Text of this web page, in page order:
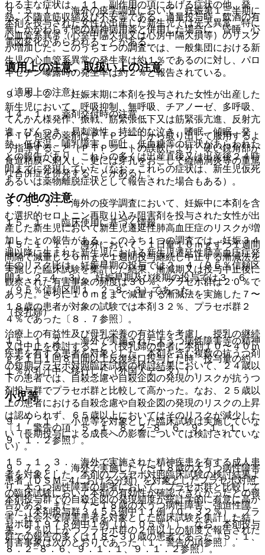
れる主な症状は、１１．副作用の項にあげる症状の他、発
熱、不随意筋収縮及び不安等である。過量投与時、飲酒の有
無にかかわらず他の精神病用薬と併用した場合に、昏睡、心
電図変化があらわれることがある。
適用上の注意、取扱い上の注意
（適用上の注意）
１４．１． 薬剤交付時の注意
ＰＴＰ包装の薬剤はＰＴＰシートから取り出して服用するよ
う指導すること（ＰＴＰシートの誤飲により、硬い鋭角部が
食道粘膜へ刺入し、更には穿孔をおこして縦隔洞炎等の重篤
な合併症を併発することがある）。
その他の注意
１５．１． 臨床使用に基づく情報
１５．１．１． 海外において、１日量１０ｍｇずつ１週間
間隔で減量し２０ｍｇで１週間投与継続し中止する漸減法を
実施した臨床試験を集計した結果、漸減期又は投与中止後に
観察された有害事象の頻度は３０％、プラセボ群は２０％で
あった。さらに１０ｍｇまで減量する漸減法を実施した７〜
１８歳の患者が対象の試験では本剤３２％、プラセボ群２
４％であった〔８．７参照〕。
１５．１．２． 海外で実施された大うつ病性障害等の精神
疾患を有する患者を対象とした、本剤を含む複数の抗うつ剤
の短期プラセボ対照臨床試験の検討結果において、２４歳以
下の患者では、自殺念慮や自殺企図の発現のリスクが抗うつ
剤投与群でプラセボ群と比較して高かった。なお、２５歳以
上の患者における自殺念慮や自殺企図の発現のリスクの上昇
は認められず、６５歳以上においてはそのリスクが減少した
〔１．警告の項、５．１、８．２−８．６、９．１．１、
９．１．２参照〕。
１５．１．３． 海外で実施された精神疾患を有する成人患
者を対象とした、本剤のプラセボ対照臨床試験の検討結果よ
り、大うつ病性障害の患者において、プラセボ群と比較して
本剤投与群での自殺企図の発現頻度が統計学的に有意に高か
った（本剤投与群３４５５例中１１例（０．３２％）、プラ
セボ群１９７８例中１例（０．０５％））。なお、本剤投与
群での報告の多くは１８〜３０歳の患者であった〔５．１、
８．２−８．６、９．１．１、９．１．２参照〕。
９．５．１． 海外の疫学調査において、妊娠第１三半期に
本剤を投与された女性が出産した新生児では先天異常、特に
心血管系異常（心室中隔欠損又は心房中隔欠損等）のリスク
が増加した。このうち１つの調査では、一般集団における新
生児の心血管系異常の発生率は約１％であるのに対し、パロ
キセチン曝露時の発生率は約２％と報告されている。
９．５．２． 妊娠末期に本剤を投与された女性が出産した
新生児において、呼吸抑制、無呼吸、チアノーゼ、多呼吸、
てんかん様発作、振戦、筋緊張低下又は筋緊張亢進、反射亢
進、ぴくつき、易刺激性、持続的な泣き、嗜眠、傾眠、発
熱、低体温、哺乳障害、嘔吐、低血糖等の症状があらわれた
との報告があり、これらの多くは出産直後又は出産後２４時
間までに発現していた（なお、これらの症状は、新生児仮死
あるいは薬物離脱症状として報告された場合もある）。
９．５．３． 海外の疫学調査において、妊娠中に本剤を含
む選択的セロトニン再取り込み阻害剤を投与された女性が出
産した新生児において新生児遷延性肺高血圧症のリスクが増
加したとの報告がある。このうち１つの調査では、妊娠３４
週以降に生まれた新生児における新生児遷延性肺高血圧症発
生のリスク比は、妊娠早期の投与では２．４（９５％信頼区
間１．２−４．３）、妊娠早期及び後期の投与では３．６
（９５％信頼区間１．２−８．３）であった。
（授乳婦）
治療上の有益性及び母乳栄養の有益性を考慮し、授乳の継続
又は中止を検討すること（授乳婦の患者に本剤１０〜４０ｍ
ｇを１日１回８日間以上反復経口投与した時、投与量の約
１％が乳汁中へ移行した（外国人データ））。
小児等
９．７．１． 小児等を対象とした臨床試験は実施していな
い（長期投与による成長への影響については検討されていな
い）。
９．７．２． 海外で実施した７〜１８歳の大うつ病性障害
患者（ＤＳＭ−４における分類）を対象としたプラセボ対照
の臨床試験において本剤の有効性が確認できなかったとの報
告がある。また、７〜１８歳の大うつ病性障害、強迫性障
害、社会不安障害患者を対象とした臨床試験を集計した結
果、２％以上かつプラセボ群の２倍以上の頻度で報告された
有害事象は次のとおりであった〔１．警告の項参照〕。